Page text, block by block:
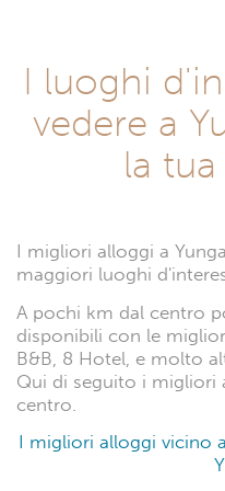
I luoghi
vedere a
la
I migliori alloggi a
maggiori luoghi
A pochi km dal centro
disponibili con le
B&B, 8 Hotel, e molto
Qui di seguito i migliori
centro.
I migliori alloggi vicino